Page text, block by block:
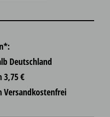
Deutschland
3,75 €
Versandkostenfrei